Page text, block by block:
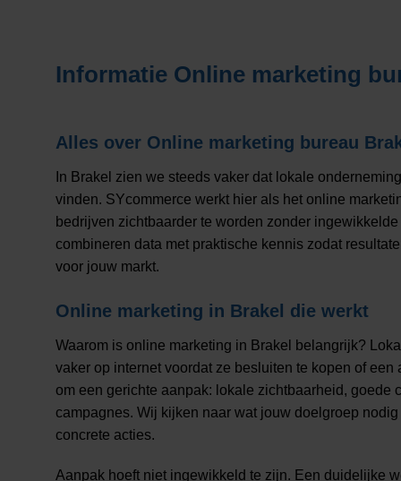
Informatie Online marketing
Alles over Online marketing bureau
In Brakel zien we steeds vaker dat lokale
vinden. SYcommerce werkt hier als het online
bedrijven zichtbaarder te worden zonder
combineren data met praktische kennis zodat
voor jouw markt.
Online marketing in Brakel die werkt
Waarom is online marketing in Brakel belangrijk?
vaker op internet voordat ze besluiten te kopen of een
om een gerichte aanpak: lokale zichtbaarheid, goede
campagnes. Wij kijken naar wat jouw doelgroep
concrete acties.
Aanpak hoeft niet ingewikkeld te zijn. Een duidelijke